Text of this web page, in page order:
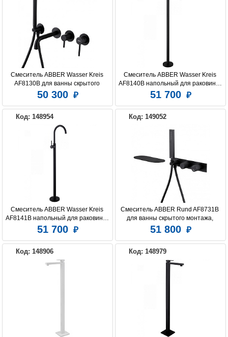
Смеситель ABBER Wasser Kreis
AF8130B для ванны скрытого
монтажа, черный матовый
50 300
Смеситель ABBER Wasser Kreis
AF8140B напольный для раковины,
черный матовый
51 700
Код: 148954
Смеситель ABBER Wasser Kreis
AF8141B напольный для раковины,
черный матовый
51 700
Код: 149052
Смеситель ABBER Rund AF8731B
для ванны скрытого монтажа,
черный матовый
51 800
Код: 148906 Код: 148979